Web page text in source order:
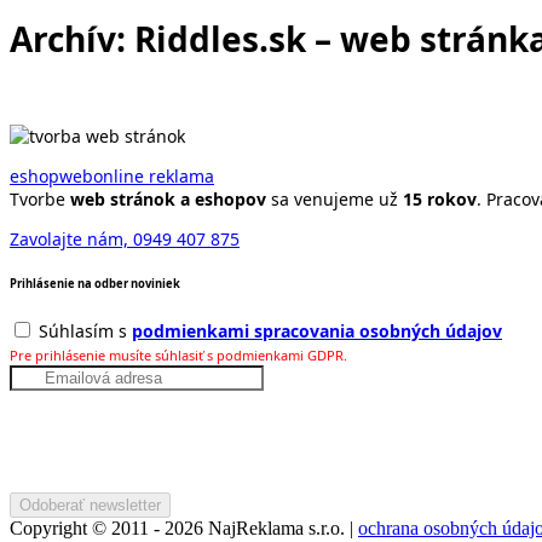
Archív: Riddles.sk – web
eshopwebonline reklama
Tvorbe web stránok a eshopov sa venujeme už 15 rokov.
Zavolajte nám, 0949 407 875
Prihlásenie na odber noviniek
Súhlasím s podmienkami spracovania osobných údajov
Pre prihlásenie musíte súhlasiť s podmienkami GDPR.
Copyright © 2011 - 2026 NajReklama s.r.o. | ochrana osobných